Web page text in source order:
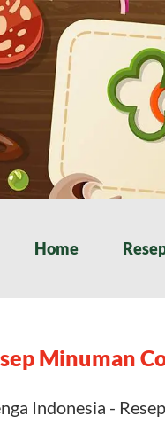
Home
Minuman
Indonesia -